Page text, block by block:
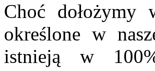
Choć dołożymy
określone w
istnieją w